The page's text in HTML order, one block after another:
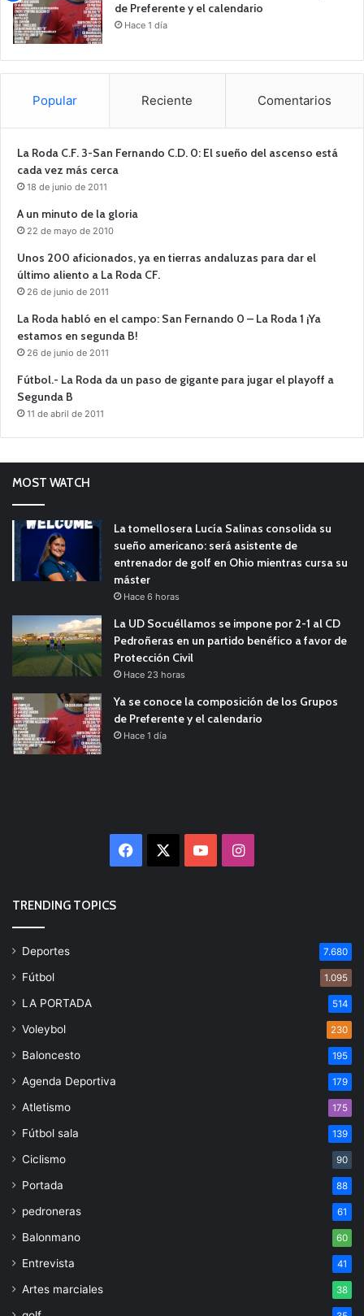
de Preferente y el calendario
Hace 1 día
Popular Reciente Comentarios
La Roda C.F. 3-San Fernando C.D. 0: El sueño del ascenso está
cada vez más cerca
18 de junio de 2011
A un minuto de la gloria
22 de mayo de 2010
Unos 200 aficionados, ya en tierras andaluzas para dar el
último aliento a La Roda CF.
26 de junio de 2011
La Roda habló en el campo: San Fernando 0 – La Roda 1 ¡Ya
estamos en segunda B!
26 de junio de 2011
Fútbol.- La Roda da un paso de gigante para jugar el playoff a
Segunda B
11 de abril de 2011
MOST WATCH
La tomellosera Lucía Salinas consolida su
sueño americano: será asistente de
entrenador de golf en Ohio mientras cursa su
máster
Hace 6 horas
La UD Socuéllamos se impone por 2-1 al CD
Pedroñeras en un partido benéfico a favor de
Protección Civil
Hace 23 horas
Ya se conoce la composición de los Grupos
de Preferente y el calendario
Hace 1 día
Facebook YouTubeInstagram
TRENDING TOPICS
Deportes 7.680
Fútbol 1.095
LA PORTADA 514
Voleybol 230
Baloncesto 195
Agenda Deportiva 179
Atletismo 175
Fútbol sala 139
Ciclismo 90
Portada 88
pedroneras 61
Balonmano 60
Entrevista 41
Artes marciales 38